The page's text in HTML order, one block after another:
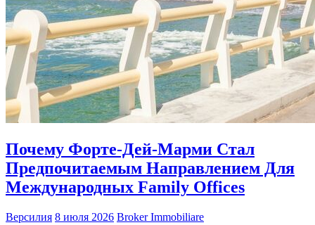
Почему Форте-Дей-Марми Стал
Предпочитаемым Направлением Для
Международных Family Offices
Версилия 8 июля 2026 Broker Immobiliare